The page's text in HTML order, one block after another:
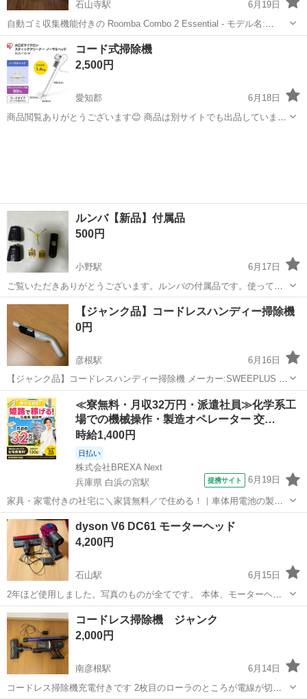
石山寺駅
6月19日
自動ゴミ収集機能付きの Roomba Combo 2 Essential - モデル名:
Roomba Combo 2 Essential - 機能: + AutoEmpty - ブランド: iRobot 床
水拭きもでき...
滋賀 石山寺駅 生活家電
コード式掃除機
2,500円
愛知郡
6月18日
商品閲覧ありがとうございます😊 商品は別サイトでも出品しています
ルンバ【新品】付属品
500円
小野駅
6月17日
ご覧いただきありがとうございます。ルンバの付属品です。使ってい
ないので、全く綺麗です。電池は入っていません。よろしくお願いし
ます。画像5枚目の本体ルンバはありません。
滋賀 大津市 生活家電 ルンバ
【ジャンク品】コードレスハンディー掃除機
0円
彦根駅
6月16日
【ジャンク品】コードレスハンディー掃除機 メーカー:SWEEPLUS ※
過放電により動きません。 ご了承のうえご購入ください。 【注意事
項】 すべて使用感のある中古品となります。傷や汚れなどが気になる
方、神経質な...
滋賀 彦根市 彦根駅 生活家電
≪寮無料・月収32万円・派遣社員≫化学系工
場での機械操作・製造オペレーター 交…
時給1,400円
日払い
株式会社BREXA Next
兵庫県 白浜の宮駅
提携サイト 6月19日
家具・家電付きの社宅に＼家賃無料／で住める！｜車体用電池の製造
｜未経験から月収例32万円♪｜さらに【年間休日130日】！ 人気の工場
のお仕事 ◇車体用電池の製造◇ 機械の操作、部品のセッティング、検
査、清掃業務など。 ...
兵庫 姫路市
dyson V6 DC61 モーターヘッド
4,200円
石山駅
6月15日
2年ほど使用しました。写真のものが全てです。 本体、モーターヘッ
ド、充電コード。 色はピンク色です。 ただバッテリーが赤点滅で寿命
のため動きません。ご使用の際はバッテリーを交換してください。 ダ
ストボックスの清掃はしま...
滋賀 大津市 石山駅 生活家電
コードレス掃除機 ジャンク
2,000円
南彦根駅
6月14日
コードレス掃除機充電付きです 2枚目のローラのところが電線が切れ